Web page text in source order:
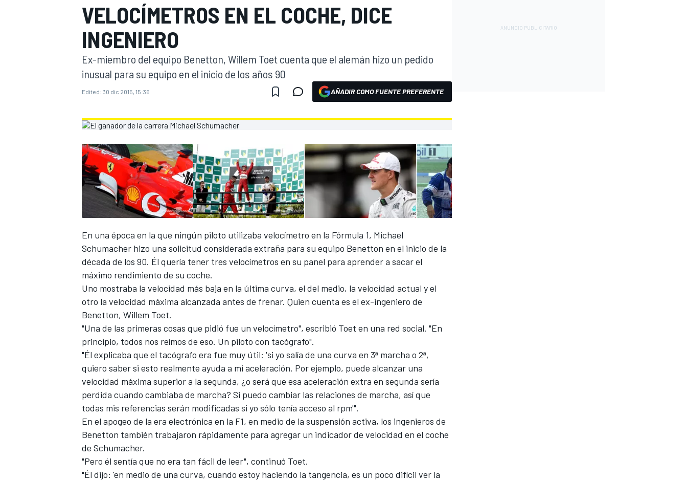
FÓRMULA E MOTO
VELOCÍMETROS EN EL COCHE, DICE
INGENIERO
Ex-miembro del equipo Benetton, Willem Toet cuenta que el alemán hizo un pedido
inusual para su equipo en el inicio de los años 90
Edited: 30 dic 2015, 15:36 AÑADIR COMO FUENTE PREFERENTE
En una época en la que ningún piloto utilizaba velocímetro en la Fórmula 1, Michael
Schumacher hizo una solicitud considerada extraña para su equipo Benetton en el inicio de la
década de los 90. Él quería tener tres velocímetros en su panel para aprender a sacar el
máximo rendimiento de su coche.
Uno mostraba la velocidad más baja en la última curva, el del medio, la velocidad actual y el
otro la velocidad máxima alcanzada antes de frenar. Quien cuenta es el ex-ingeniero de
Benetton, Willem Toet.
"Una de las primeras cosas que pidió fue un velocímetro", escribió Toet en una red social. "En
principio, todos nos reímos de eso. Un piloto con tacógrafo".
"Él explicaba que el tacógrafo era fue muy útil: 'si yo salía de una curva en 3ª marcha o 2ª,
quiero saber si esto realmente ayuda a mi aceleración. Por ejemplo, puede alcanzar una
velocidad máxima superior a la segunda, ¿o será que esa aceleración extra en segunda sería
perdida cuando cambiaba de marcha? Si puedo cambiar las relaciones de marcha, así que
todas mis referencias serán modificadas si yo sólo tenía acceso al rpm'".
En el apogeo de la era electrónica en la F1, en medio de la suspensión activa, los ingenieros de
Benetton también trabajaron rápidamente para agregar un indicador de velocidad en el coche
de Schumacher.
"Pero él sentía que no era tan fácil de leer", continuó Toet.
"Él dijo: 'en medio de una curva, cuando estoy haciendo la tangencia, es un poco difícil ver la